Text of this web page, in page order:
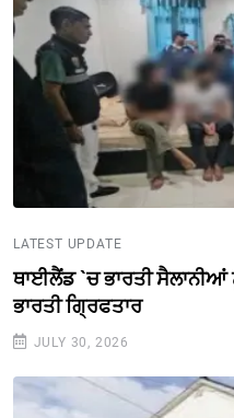
LATEST UPDATE
ਥਾਈਲੈਂਡ `ਚ ਭਾਰਤੀ
ਭਾਰਤੀ ਗ੍ਰਿਫਤਾਰ
JULY 30, 2026